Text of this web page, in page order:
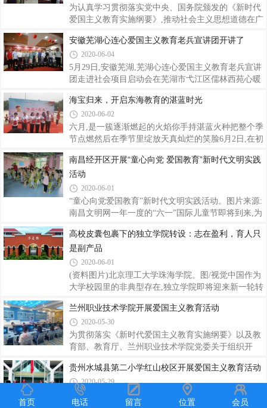
芰拐陌竦慕步�,坚定了干警坚决维护祖国统一
的信念,提升了干警爱国、爱党情怀,增强了民族自豪
数革命先烈用生命和鲜血为我们换来的幸福生活,继承
和发扬党的光荣传统,践行
为认真学习贯彻落实党中央、国务院颁发的《新时代
爱国主义教育实施纲要》,推动社会主义思想道德在广
提高教师的道德素质修养,彭州市?餮粽蚱咭恢裢呔拍
曛蒲Ｓ�5月25日起在全校教师中开展了“学习《新
时代爱国主义教育实施纲要》”的主题活动。学校行
政会上,全体行政开会讨论了在教师中开展爱国主义的
习。全体教师会上,校长王有明同志从《新时代爱国主
义教育实施纲要》的基本要求、基本内容、新时代爱
国主义教育要面向全体人民、聚焦青少年等
安徽芜湖心连心爱国主义教育老兵宣讲团开讲了
2020-06-04
5月29日,安徽芜湖,芜湖心连心爱国主义教育老兵宣讲
团走进社会项目启动会在芜湖市弋江区儒林西苑心暖
务局、弋江区心暖花开社会组织联合会党支部、?赂
弁艘劬耸挛裾尽钠笠滴吆芯⒗堂秤邢薰韭砦
乃匙芫淼攘斓技伪鲇肜媳餐懦稍薄⑽吆牧陌
男嶂驹刚呙腔毒垡惶�,共同为2020年的爱国主义教
教育老兵宣讲团走进社会项目启动会正式召开,大家一
起认真观看了芜湖爱老兵活动宣传片,据芜湖爱老兵项
目负责人胡才虎介绍,芜湖心连心
海宝归来，开启东海教育的湛蓝时光
2020-06-02
六月,是一簇逐渐燃起的火焰你手持湛蓝火种把整个季
节点燃然后在季节里绽放天真灿烂的笑脸6月2日,在初
学的日子。校门前,海宝们手持“东海蓝卡”测温入校,
一张小小的卡片通过分时段的体温检测记录,为孩子们
身体的自我调控提供有效的数据指导。湛蓝,是东海实
验学校的底色。它具有深邃、创造、神秘、富有的特
质,饱含着空间想象力、未知探索力、时间生命力、精
船,放飞在象征东海教育的海洋中,承载着对社会主义
核心价值观的认知和理解,寄托着自己
南昌经开区开展“童心向党 爱国教育”新时代文明实践
活动
2020-06-01
“童心向党爱国教育”新时代文明实践活动。图片来源:
南昌文明网一年一度的“六一”国际儿童节即将到来,为
让孩子从小培养爱国情怀,5月28日,南昌经开区在北山
村小精灵幼儿园举办“童心向党爱国教育”新时代文明
实践活动。小朋友们向国旗敬礼。图片来源:南昌文明
网活动中,志愿者用生动的言语,向小朋友们讲述了各
位爱国英雄的故事,带领孩子们重温诵读爱国诗词,传
了,我的国》,通过影片里一个个真实鲜活的人物,一项
项宏伟壮观的超级工程,向孩子
高校皮囊包裹下的独立学院转设：志在盈利，育人只
是副产品
2020-06-01
(资料图片)北京理工大学珠海学院。图/视觉中国作为
大学校园里的非典型存在,独立学院即将迎来新一轮转
加快推进独立学院转设工作的实施方案的通知》,要求
各独立学院到2020年末全部制定转设工作方案,推动一
批中央部门所属和省部合建高校举办的独立学院率先
完成转设,其他独立学院的转设也要尽早完成。转设的
独立学院自身存在的问题有关,教育部将其归纳为:法
人地位未落实,产权归属不清晰,办学条件不达标,师资
结构不合理,内部治理不健全等,“在一
兰州职业技术学院开展爱国主义教育活动
2020-05-30
为贯彻落实《新时代爱国主义教育实施纲要》以及教
育部、教育厅、兰州职业技术学院党委关于组织开
电子信息工程系 “线上” “线下”开展多种形式活
动，把抗击疫情作为推进全系师生思政教育的重要实
践和生动教材，激发全体师生的责任担当。线
贵州水城县第二小学红山校区开展爱国主义教育活动
2020-05-29
众志成城抗疫情 心怀感恩学先锋贵州民族报讯
首页 电话 留言 位置 会员